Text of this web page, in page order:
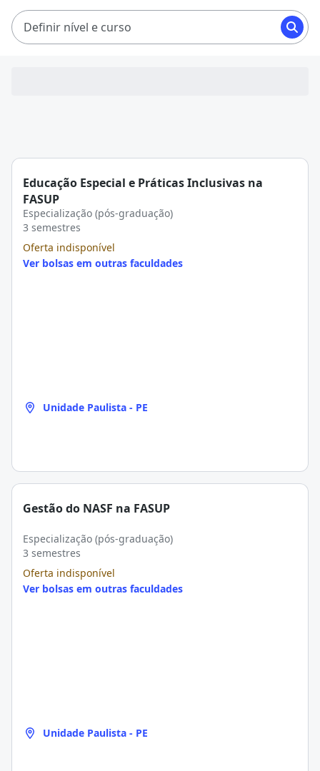
Definir nível e curso
Educação Especial e Práticas Inclusivas na
FASUP
Especialização (pós-graduação)
3 semestres
Oferta indisponível
Ver bolsas em outras faculdades
Unidade Paulista - PE
Gestão do NASF na FASUP
Especialização (pós-graduação)
3 semestres
Oferta indisponível
Ver bolsas em outras faculdades
Unidade Paulista - PE